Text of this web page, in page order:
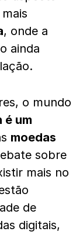
, onde a
ainda
o mundo
é um
moedas
sobre
mais no
de
digitais,